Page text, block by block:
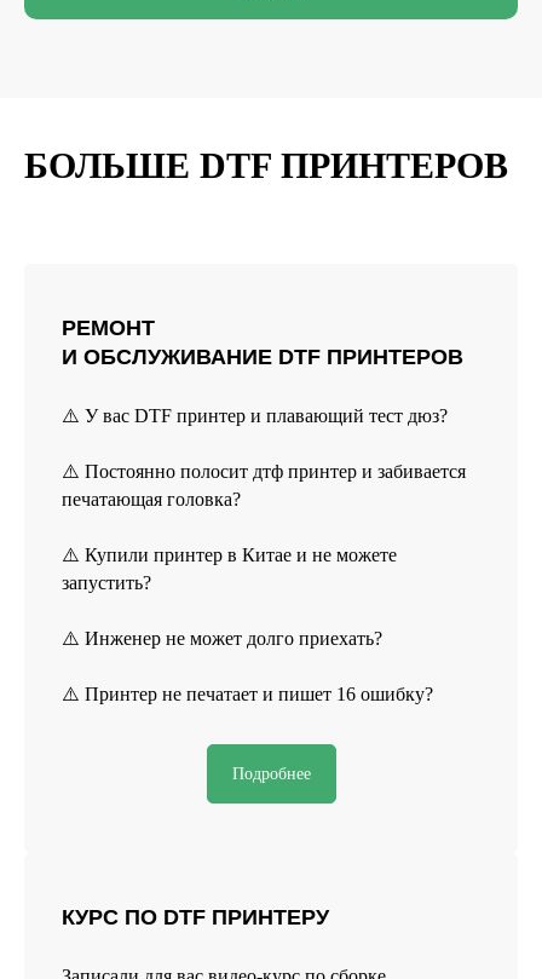
БОЛЬШЕ DTF ПРИНТЕРОВ
РЕМОНТ
И ОБСЛУЖИВАНИЕ DTF ПРИНТЕРОВ
⚠️ У вас DTF принтер и плавающий тест дюз?
⚠️ Постоянно полосит дтф принтер и забивается
печатающая головка?
⚠️ Купили принтер в Китае и не можете
запустить?
⚠️ Инженер не может долго приехать?
⚠️ Принтер не печатает и пишет 16 ошибку?
Подробнее
КУРС ПО DTF ПРИНТЕРУ
информационный характер и ни при каких условиях